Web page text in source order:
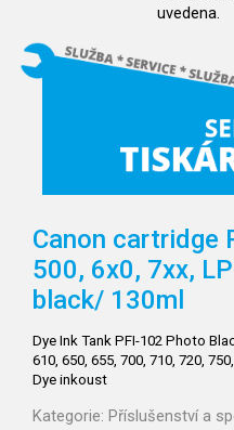
uvedena.
Canon cartridge
500, 6x0, 7xx,
black/ 130ml
Dye Ink Tank PFI-102 Photo
610, 650, 655, 700, 710, 720,
Dye inkoust
Kategorie: Příslušenství a